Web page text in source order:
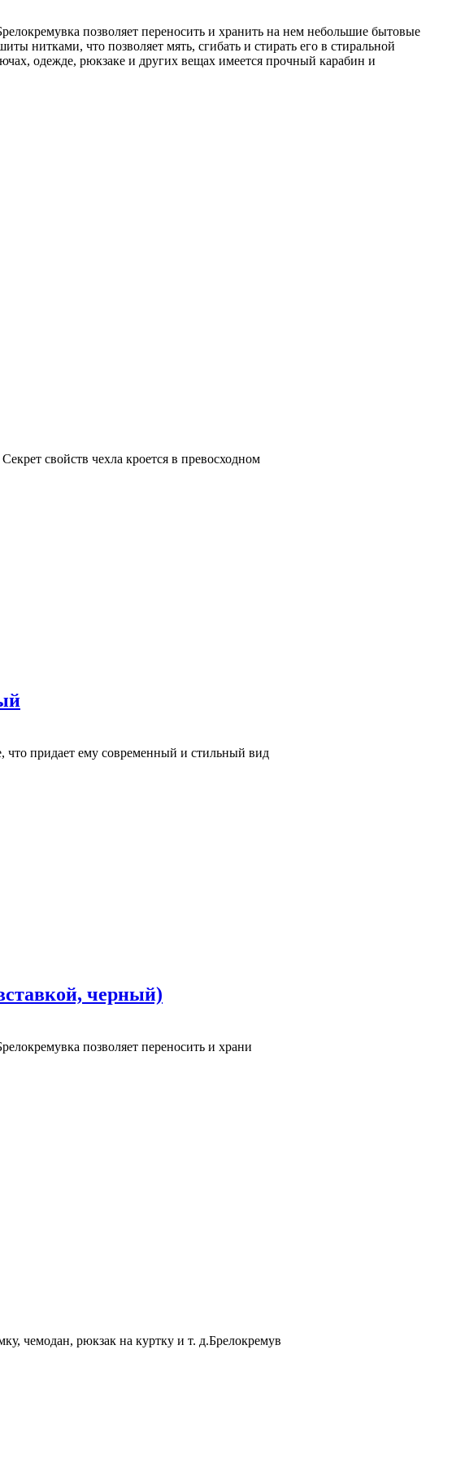
позволяет переносить и хранить на нем небольшие бытовые
нитками, что позволяет мять, сгибать и стирать его в стиральной
одежде, рюкзаке и других вещах имеется прочный карабин и
свойств чехла кроется в превосходном
что придает ему современный и стильный вид
черный)
позволяет переносить и храни
чемодан, рюкзак на куртку и т. д.Брелокремув